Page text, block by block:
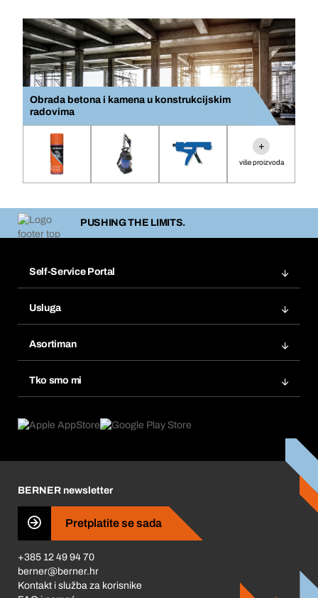
Obrada betona i kamena u konstrukcijskim
radovima
+
više proizvoda
PUSHING THE LIMITS.
Self-Service Portal
Popisi želja
Ponovno naručivanje
Pretplate
Usluga
Tražitelji proizvoda
Asortiman
Tko smo mi
Što nas pokreće
Business Conduct
BERNER newsletter
Pretplatite se sada
+385 12 49 94 70
berner@berner.hr
Kontakt i služba za korisnike